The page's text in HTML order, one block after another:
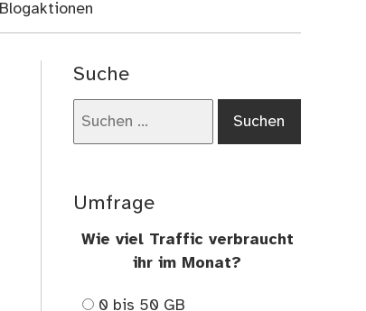
Blogaktionen
Suche
Umfrage
Wie viel Traffic verbraucht
ihr im Monat?
0 bis 50 GB